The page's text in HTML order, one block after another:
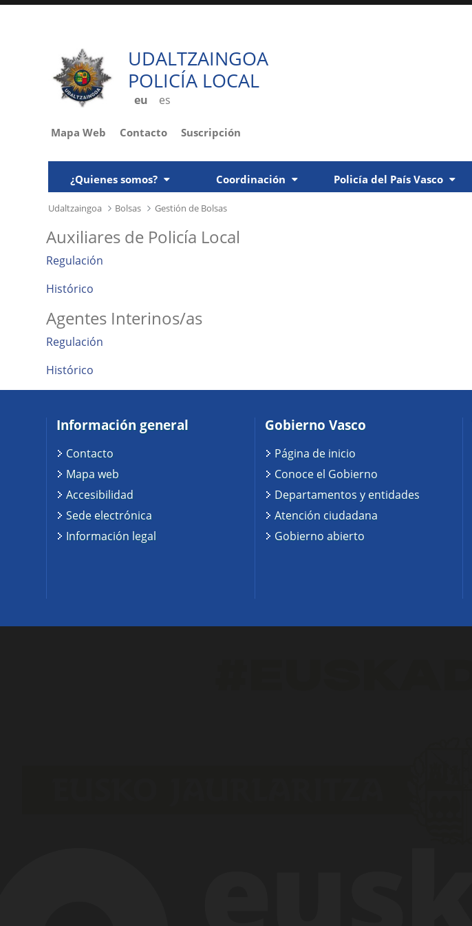
UDALTZAINGOA
POLICÍA LOCAL
eu es
Mapa Web Contacto Suscripción
¿Quienes somos? Coordinación Policía del País Vasco
Udaltzaingoa Bolsas Gestión de Bolsas
Auxiliares de Policía Local
Regulación
Histórico
Agentes Interinos/as
Regulación
Histórico
Información general
Contacto
Mapa web
Accesibilidad
Sede electrónica
Información legal
Gobierno Vasco
Página de inicio
Conoce el Gobierno
Departamentos y entidades
Atención ciudadana
Gobierno abierto